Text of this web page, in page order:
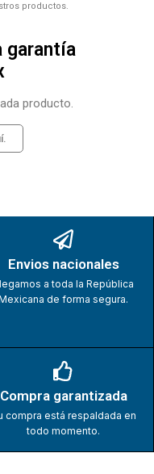
productos.
garantía
producto.
Envios nacionales
a toda la República
de forma segura.
Compra garantizada
compra está respaldada en
todo momento.